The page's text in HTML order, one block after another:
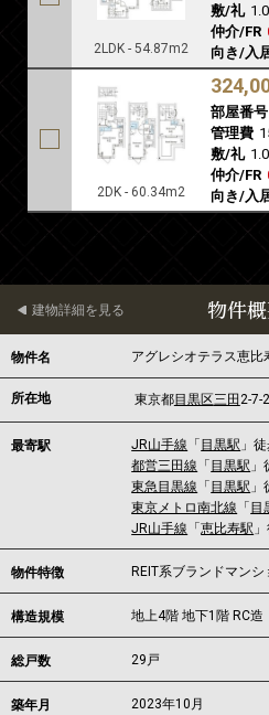
2LDK - 54.87m2
敷/礼
仲介/FR
向き/入
2DK - 60.34m2
部屋番号
管理費
敷/礼
仲介/FR
向き/入
物件
建物詳細を見る
物件名 アグレシオテラス恵比
所在地 東京都目黒区三田2-7-
最寄駅 JR山手線 「 目黒駅 」
都営三田線 「 目黒駅
東急目黒線 「 目黒駅
東京メトロ南北線 「 目
JR山手線 「恵比寿駅
物件特徴 REIT系ブランドマン
構造規模 地上4階 地下1階 RC造
総戸数 29戸
築年月 2023年10月